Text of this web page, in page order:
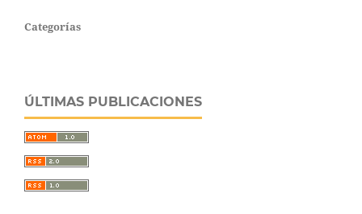
Categorías
ÚLTIMAS PUBLICACIONES